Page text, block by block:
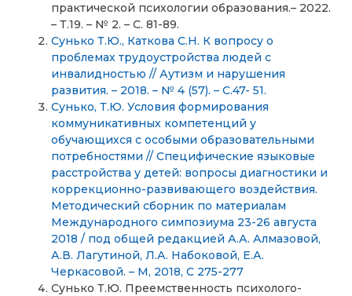
практической психологии образования.– 2022.
– Т.19. – № 2. – С. 81-89.
Сунько Т.Ю., Каткова С.Н. К вопросу о
проблемах трудоустройства людей с
инвалидностью // Аутизм и нарушения
развития. – 2018. – № 4 (57). – С.47- 51.
Сунько, Т.Ю. Условия формирования
коммуникативных компетенций у
обучающихся с особыми образовательными
потребностями // Специфические языковые
расстройства у детей: вопросы диагностики и
коррекционно-развивающего воздействия.
Методический сборник по материалам
Международного симпозиума 23-26 августа
2018 / под общей редакцией А.А. Алмазовой,
А.В. Лагутиной, Л.А. Набоковой, Е.А.
Черкасовой. – М, 2018, С 275-277
Сунько Т.Ю. Преемственность психолого-